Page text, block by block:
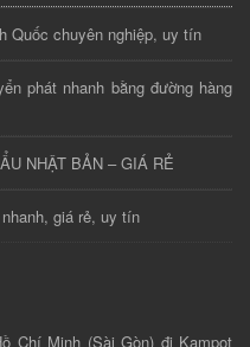
Quốc chuyên nghiệp, uy tín
phát nhanh bằng đường hàng
NHẬT BẢN – GIÁ RẺ
giá rẻ, uy tín
Chí Minh (Sài Gòn) đi Kampot